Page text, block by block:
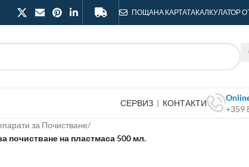
ПОЩАНА КАРТАТАКАЛКУЛАТОР
СЕРВИЗ | КОНТАКТИ
+359
за Почистване/
почистване на пластмаса 500 мл.